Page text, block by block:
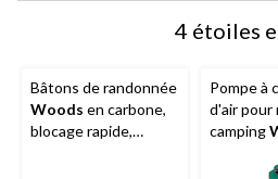
4 étoiles
Bâtons de randonnée
Woods en carbone,
blocage rapide,
Pompe à
d'air pour
camping